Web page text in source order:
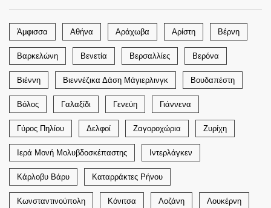
Άμφισσα Αθήνα Αράχωβα Αρίστη Βέρνη
Βαρκελώνη Βενετία Βερσαλλίες Βερόνα
Βιέννη Βιεννέζικα Δάση Μάγιερλινγκ Βουδαπέστη
Βόλος Γαλαξίδι Γενεύη Γιάννενα
Γύρος Πηλίου Δελφοί Ζαγοροχώρια Ζυρίχη
Ιερά Μονή Μολυβδοσκέπαστης Ιντερλάγκεν
Κάρλοβυ Βάρυ Καταρράκτες Ρήνου
Κωνσταντινούπολη Κόνιτσα Λοζάνη Λουκέρνη